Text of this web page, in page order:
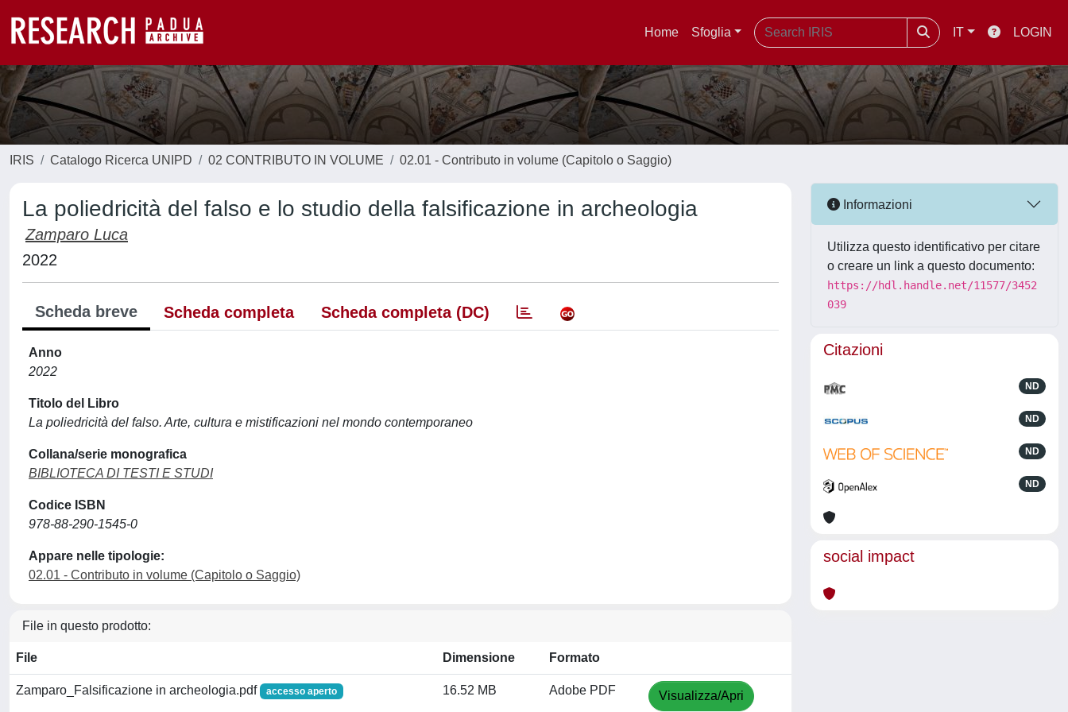
Home Sfoglia IT LOGIN
IRIS Catalogo Ricerca UNIPD 02 CONTRIBUTO IN VOLUME 02.01 - Contributo in volume (Capitolo o Saggio)
La poliedricità del falso e lo studio della falsificazione in archeologia
Zamparo Luca
2022
Scheda breve Scheda completa Scheda completa (DC)
Anno
2022
Titolo del Libro
La poliedricità del falso. Arte, cultura e mistificazioni nel mondo contemporaneo
Collana/serie monografica
BIBLIOTECA DI TESTI E STUDI
Codice ISBN
978-88-290-1545-0
Appare nelle tipologie:
02.01 - Contributo in volume (Capitolo o Saggio)
File in questo prodotto:
File Dimensione Formato
Zamparo_Falsificazione in archeologia.pdf accesso aperto 16.52 MB Adobe PDF Visualizza/Apri
Informazioni
Utilizza questo identificativo per citare
o creare un link a questo documento:
https://hdl.handle.net/11577/3452
039
Citazioni
ND
ND
ND
ND
social impact